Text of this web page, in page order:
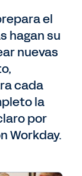
el
hagan su
nuevas
cada
la
por
Workday.